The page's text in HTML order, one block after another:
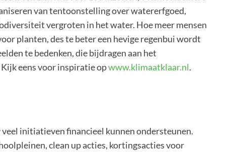
van tentoonstelling over watererfgoed,
vergroten in het water. Hoe meer mensen
planten, des te beter een hevige regenbui wordt
te bedenken, die bijdragen aan het
eens voor inspiratie opwww.klimaatklaar.nl.
initiatieven financieel kunnen ondersteunen.
clean up acties, kortingsacties voor